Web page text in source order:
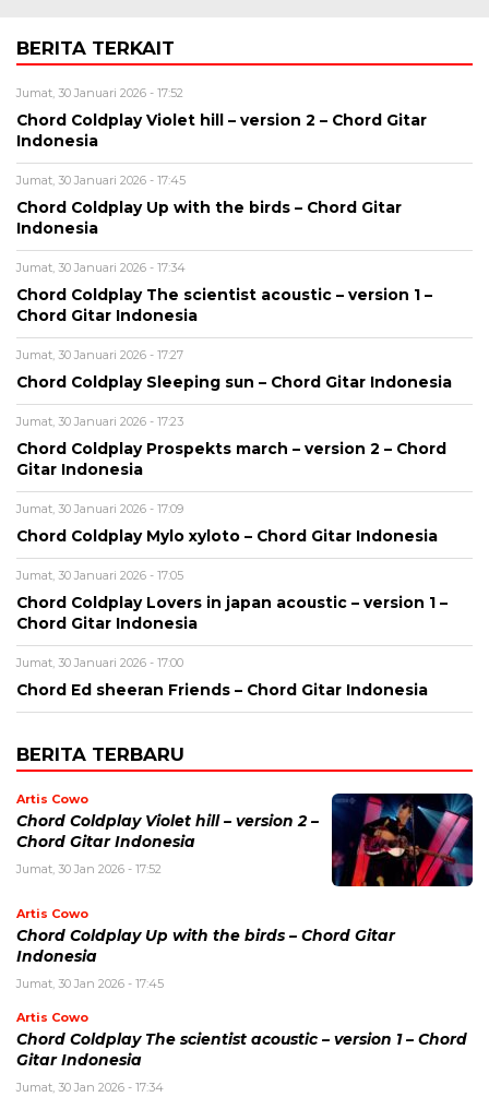
BERITA TERKAIT
Jumat, 30 Januari 2026 - 17:52
Chord Coldplay Violet hill – version 2 – Chord Gitar
Indonesia
Jumat, 30 Januari 2026 - 17:45
Chord Coldplay Up with the birds – Chord Gitar
Indonesia
Jumat, 30 Januari 2026 - 17:34
Chord Coldplay The scientist acoustic – version 1 –
Chord Gitar Indonesia
Jumat, 30 Januari 2026 - 17:27
Chord Coldplay Sleeping sun – Chord Gitar Indonesia
Jumat, 30 Januari 2026 - 17:23
Chord Coldplay Prospekts march – version 2 – Chord
Gitar Indonesia
Jumat, 30 Januari 2026 - 17:09
Chord Coldplay Mylo xyloto – Chord Gitar Indonesia
Jumat, 30 Januari 2026 - 17:05
Chord Coldplay Lovers in japan acoustic – version 1 –
Chord Gitar Indonesia
Jumat, 30 Januari 2026 - 17:00
Chord Ed sheeran Friends – Chord Gitar Indonesia
BERITA TERBARU
Artis Cowo
Chord Coldplay Violet hill – version 2 –
Chord Gitar Indonesia
Jumat, 30 Jan 2026 - 17:52
Artis Cowo
Chord Coldplay Up with the birds – Chord Gitar
Indonesia
Jumat, 30 Jan 2026 - 17:45
Artis Cowo
Chord Coldplay The scientist acoustic – version 1 – Chord
Gitar Indonesia
Jumat, 30 Jan 2026 - 17:34